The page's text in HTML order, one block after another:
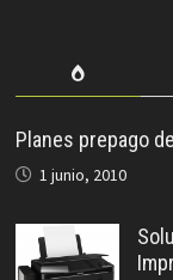
Planes prepago
1 junio, 2010